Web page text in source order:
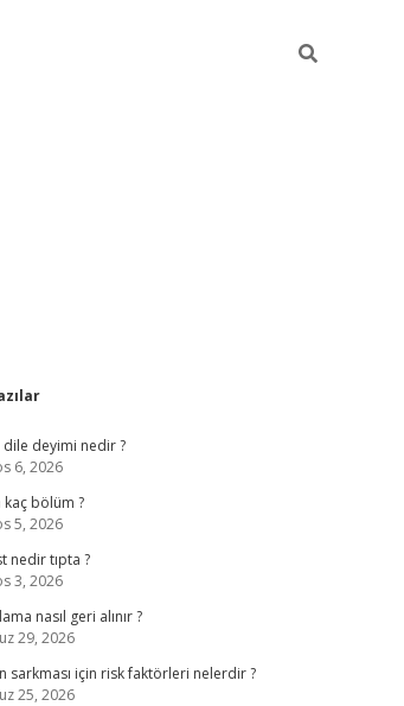
dile deyimi nedir ?
6, 2026
kaç bölüm ?
5, 2026
nedir tıpta ?
3, 2026
nasıl geri alınır ?
29, 2026
sarkması için risk faktörleri nelerdir ?
25, 2026
grandoperabetgiris.com/